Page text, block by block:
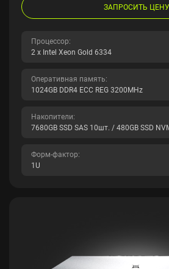
ЗАПРОСИТЬ ЦЕНУ
Процессор:
2 x Intel Xeon Gold 6334
Оперативная память:
1024GB DDR4 ECC REG 3200MHz
Накопители:
7680GB SSD SAS 10шт. / 480GB SSD
Форм-фактор:
1U